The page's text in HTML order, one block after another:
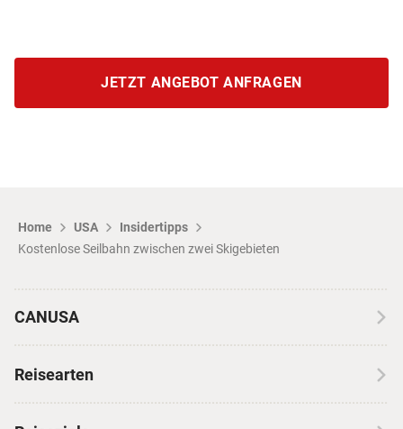
Home USA
Insidertipps
Kostenlose Seilbahn zwischen zwei Skigebieten
JETZT ANGEBOT ANFRAGEN
CANUSA
Erfahrungen mit CANUSA
Reisearten